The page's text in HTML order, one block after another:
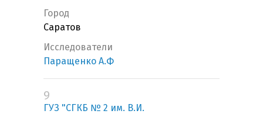
Город
Саратов
Исследователи
Паращенко А.Ф
9
ГУЗ "СГКБ № 2 им. В.И.